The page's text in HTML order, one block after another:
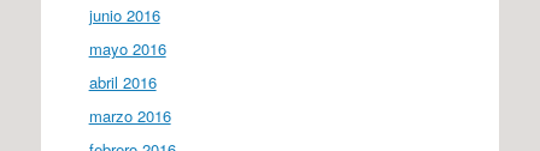
junio 2016
mayo 2016
abril 2016
marzo 2016